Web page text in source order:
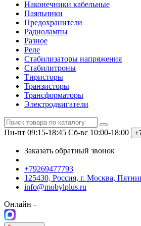
Наконечники кабельные
Паяльники
Предохранители
Радиолампы
Разное
Реле
Стабилизаторы напряжения
Стабилитроны
Тиристоры
Транзисторы
Трансформаторы
Электродвигатели
Пн-пт 09:15-18:45 Сб-вс 10:00-18:00
Заказать обратный звонок
+79269477793
125430, Россия, г. Москва,
info@mobylplus.ru
Онлайн -